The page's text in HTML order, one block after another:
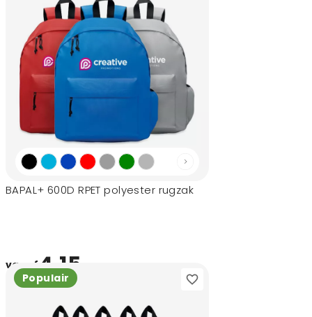
BAPAL+ 600D RPET polyester rugzak
vanaf4,15
Populair